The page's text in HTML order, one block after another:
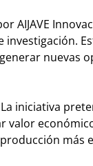
AIJAVE
nuevas
iniciativa
más